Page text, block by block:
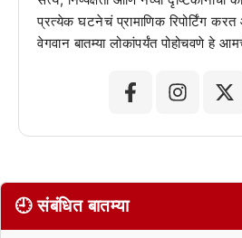
प्रत्येक घटनेचं प्रामाणिक रिपोर्टिंग
वेगवान बातम्या लोकांपर्यंत पोहोचवणे हे
🕘 संबंधित बातम्या